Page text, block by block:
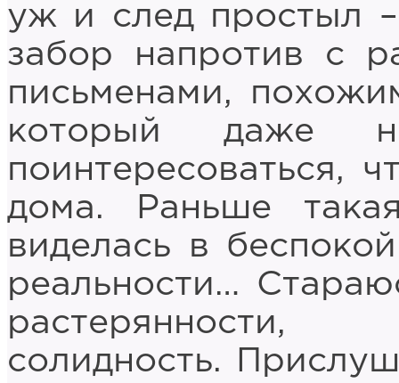
уж и след простыл
забор напротив с
письменами,
который даже
поинтересоваться,
дома. Раньше
виделась в
реальности…
растерянности,
солидность.